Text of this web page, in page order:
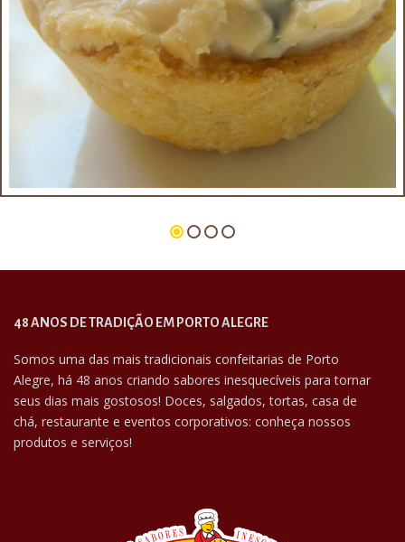
Panelinha de chester com champignon
48 ANOS DE TRADIÇÃO EM PORTO ALEGRE
Somos uma das mais tradicionais confeitarias de Porto
Alegre, há 48 anos criando sabores inesquecíveis para tornar
seus dias mais gostosos! Doces, salgados, tortas, casa de
chá, restaurante e eventos corporativos: conheça nossos
produtos e serviços!